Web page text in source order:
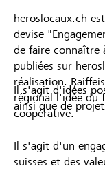
heroslocaux.ch
devise
de faire connaître
publiées sur
réalisation.
régional l'idée du
coopérative.
Il s'agit d'idées
ainsi que de
Il s'agit d'un
suisses et des